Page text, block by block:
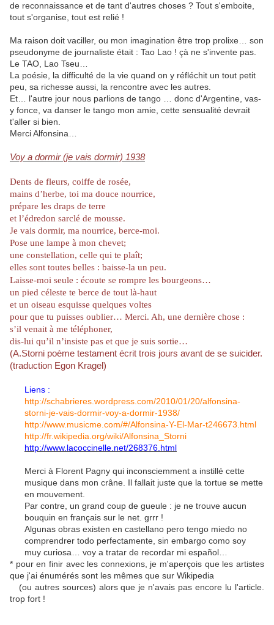
de reconnaissance et de tant d'autres choses ? Tout s'emboite,
tout s'organise, tout est relié !
Ma raison doit vaciller, ou mon imagination être trop prolixe… son
pseudonyme de journaliste était : Tao Lao ! çà ne s'invente pas.
Le TAO, Lao Tseu…
La poésie, la difficulté de la vie quand on y réfléchit un tout petit
peu, sa richesse aussi, la rencontre avec les autres.
Et… l'autre jour nous parlions de tango … donc d'Argentine, vas-
y fonce, va danser le tango mon amie, cette sensualité devrait
t'aller si bien.
Merci Alfonsina…
Voy a dormir (je vais dormir) 1938
Dents de fleurs, coiffe de rosée,
mains d’herbe, toi ma douce nourrice,
prépare les draps de terre
et l’édredon sarclé de mousse.
Je vais dormir, ma nourrice, berce-moi.
Pose une lampe à mon chevet;
une constellation, celle qui te plaît;
elles sont toutes belles : baisse-la un peu.
Laisse-moi seule : écoute se rompre les bourgeons…
un pied céleste te berce de tout là-haut
et un oiseau esquisse quelques voltes
pour que tu puisses oublier… Merci. Ah, une dernière chose :
s’il venait à me téléphoner,
dis-lui qu’il n’insiste pas et que je suis sortie…
(A.Storni poème testament écrit trois jours avant de se suicider.
(traduction Egon Kragel)
Liens :
http://schabrieres.wordpress.com/2010/01/20/alfonsina-
storni-je-vais-dormir-voy-a-dormir-1938/
http://www.musicme.com/#/Alfonsina-Y-El-Mar-t246673.html
http://fr.wikipedia.org/wiki/Alfonsina_Storni
http://www.lacoccinelle.net/268376.html
Merci à Florent Pagny qui inconsciemment a instillé cette
musique dans mon crâne. Il fallait juste que la tortue se mette
en mouvement.
Par contre, un grand coup de gueule : je ne trouve aucun
bouquin en français sur le net. grrr !
Algunas obras existen en castellano pero tengo miedo no
comprendrer todo perfectamente, sin embargo como soy
muy curiosa… voy a tratar de recordar mi español…
* pour en finir avec les connexions, je m'aperçois que les artistes
que j'ai énumérés sont les mêmes que sur Wikipedia
(ou autres sources) alors que je n'avais pas encore lu l'article.
trop fort !